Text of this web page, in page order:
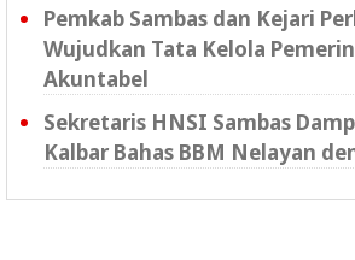
Pemkab Sambas dan Kejari
Wujudkan Tata Kelola
Akuntabel
Sekretaris HNSI Sambas
Kalbar Bahas BBM Nelayan